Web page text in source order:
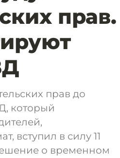
прав.
прав до
который
вступил в силу 11
о временном